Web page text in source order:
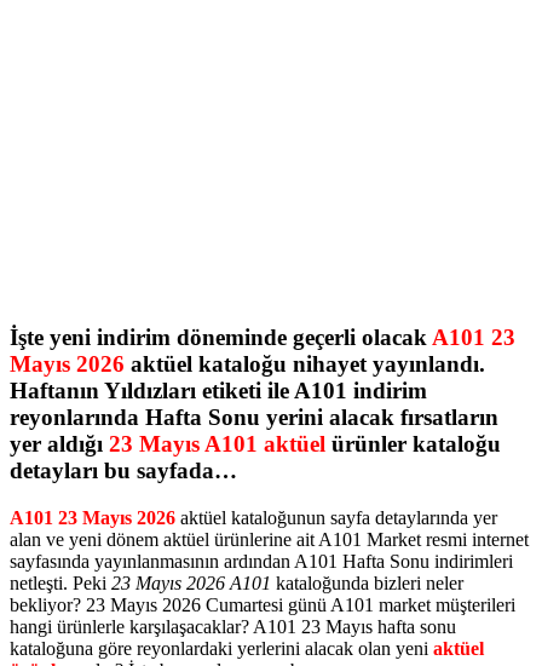
İşte yeni indirim döneminde geçerli olacakA101 23
Mayıs 2026 aktüel kataloğu nihayet yayınlandı.
Haftanın Yıldızları etiketi ile A101 indirim
reyonlarında Hafta Sonu yerini alacak fırsatların
yer aldığı 23 Mayıs A101 aktüel ürünler kataloğu
detayları bu sayfada…
A101 23 Mayıs 2026 aktüel kataloğunun sayfa detaylarında yer
alan ve yeni dönem aktüel ürünlerine ait A101 Market resmi internet
sayfasında yayınlanmasının ardından A101 Hafta Sonu indirimleri
netleşti. Peki 23 Mayıs 2026 A101 kataloğunda bizleri neler
bekliyor? 23 Mayıs 2026 Cumartesi günü A101 market müşterileri
hangi ürünlerle karşılaşacaklar? A101 23 Mayıs hafta sonu
kataloğuna göre reyonlardaki yerlerini alacak olan yeni aktüel